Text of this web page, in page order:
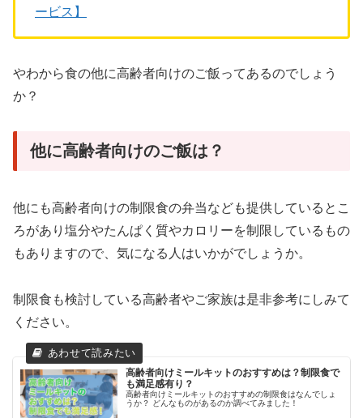
ービス】
やわから食の他に高齢者向けのご飯ってあるのでしょう
か？
他に高齢者向けのご飯は？
他にも高齢者向けの制限食の弁当なども提供しているとこ
ろがあり塩分やたんぱく質やカロリーを制限しているもの
もありますので、気になる人はいかがでしょうか。
制限食も検討している高齢者やご家族は是非参考にしみて
ください。
高齢者向けミールキットのおすすめは？制限食で
も満足感有り？
高齢者向けミールキットのおすすめの制限食はなんでしょ
うか？ どんなものがあるのか調べてみました！